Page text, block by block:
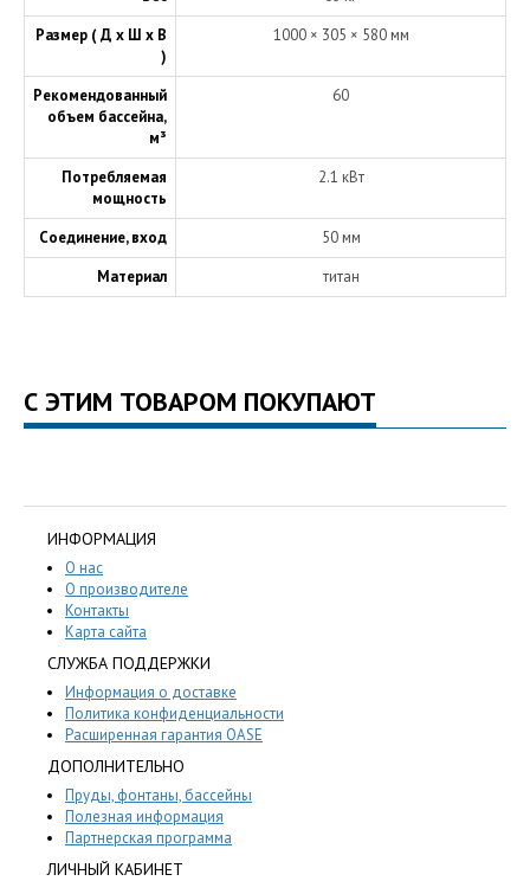
Размер ( Д х Ш х В
)
1000 × 305 × 580 мм
Рекомендованный
объем бассейна,
м³
60
Потребляемая
мощность
2.1 кВт
Соединение, вход
50 мм
Материал
титан
С ЭТИМ ТОВАРОМ ПОКУПАЮТ
ИНФОРМАЦИЯ
О нас
О производителе
Контакты
Карта сайта
СЛУЖБА ПОДДЕРЖКИ
Информация о доставке
Политика конфиденциальности
Расширенная гарантия OASE
ДОПОЛНИТЕЛЬНО
Пруды, фонтаны, бассейны
Полезная информация
Партнерская программа
ЛИЧНЫЙ КАБИНЕТ